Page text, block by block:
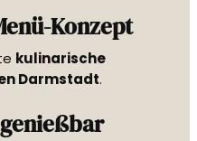
Konzept
kulinarische
Darmstadt.